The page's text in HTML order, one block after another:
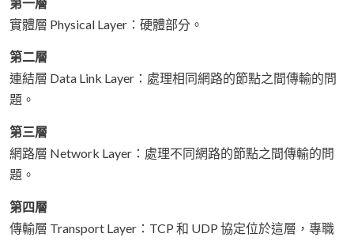
實體層 Physical Layer：硬體部分。
第二層
連結層 Data Link Layer：處理相同網路的節點之間傳輸的問
題。
第三層
網路層 Network Layer：處理不同網路的節點之間傳輸的問
題。
第四層
傳輸層 Transport Layer：TCP 和 UDP 協定位於這層，專職